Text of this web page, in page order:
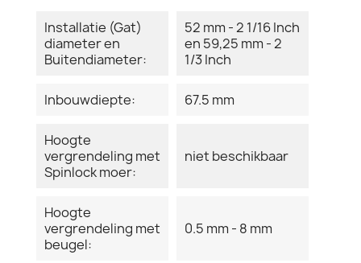
Installatie (Gat)
diameter en
Buitendiameter:
52 mm - 2 1/16 Inch
en 59,25 mm - 2
1/3 Inch
Inbouwdiepte: 67.5 mm
Hoogte
vergrendeling met
Spinlock moer:
niet beschikbaar
Hoogte
vergrendeling met
beugel:
0.5 mm - 8 mm